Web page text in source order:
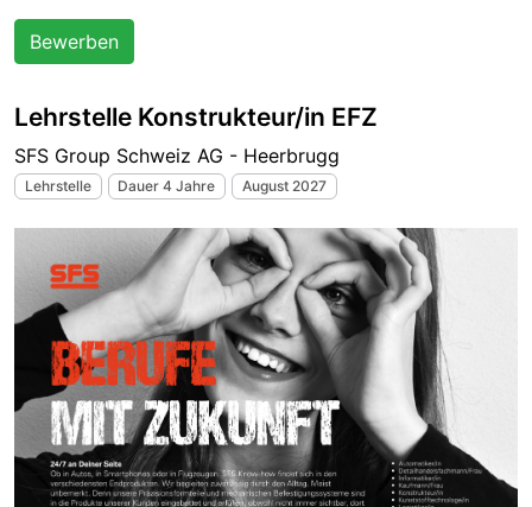
Bewerben
Lehrstelle Konstrukteur/in EFZ
SFS Group Schweiz AG - Heerbrugg
Lehrstelle Dauer 4 Jahre August 2027